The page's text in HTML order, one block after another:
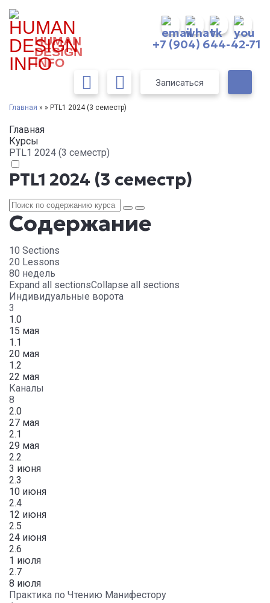
HUMAN
DESIGN
INFO
+7 (904) 644-42-71
Записаться
Главная » » PTL1 2024 (3 семестр)
Главная
Курсы
PTL1 2024 (3 семестр)
PTL1 2024 (3 семестр)
Содержание
10 Sections
20 Lessons
80 недель
Expand all sectionsCollapse all sections
Индивидуальные ворота
3
1.0
15 мая
1.1
20 мая
1.2
22 мая
Каналы
8
2.0
27 мая
2.1
29 мая
2.2
3 июня
2.3
10 июня
2.4
12 июня
2.5
24 июня
2.6
1 июля
2.7
8 июля
Практика по Чтению Манифестору